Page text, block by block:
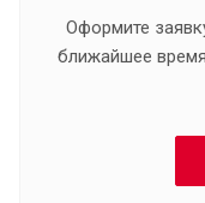
Оформите
ближайшее